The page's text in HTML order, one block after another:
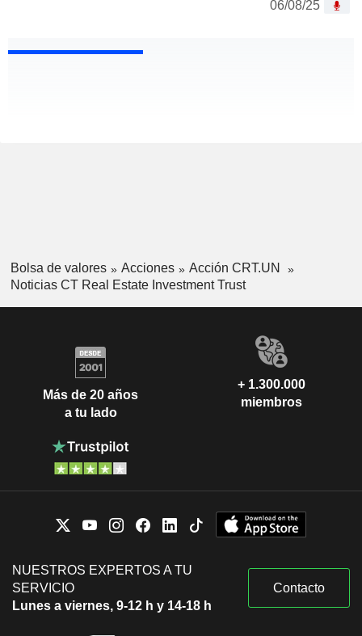
06/08/25
Bolsa de valores Acciones
Acción CRT.UN
Noticias CT Real Estate Investment Trust
Más de 20 años
a tu lado
+ 1.300.000
miembros
NUESTROS EXPERTOS A TU
SERVICIO
Lunes a viernes, 9-12 h y 14-18 h
Contacto